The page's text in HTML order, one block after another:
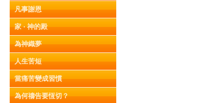
凡事謝恩
家 ‧ 神的殿
為神織夢
人生苦短
當痛苦變成習慣
為何禱告要恆切？